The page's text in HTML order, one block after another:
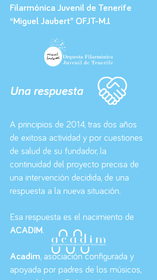
Filarmónica Juvenil de Tenerife
“Miguel Jaubert” OFJT-MJ.
Una respuesta
A principios de 2014, tras dos años
de exitosa actividad y por cuestiones
de salud de su fundador, la
continuidad del proyecto precisa de
una intervención decidida, de una
respuesta a la nueva situación.
Esa respuesta es el nacimiento de
ACADIM.
Acadim, asociación configurada y
apoyada por padres de los músicos,